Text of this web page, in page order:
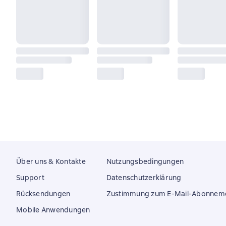
Über uns & Kontakte
Support
Rücksendungen
Mobile Anwendungen
Nutzungsbedingungen
Datenschutzerklärung
Zustimmung zum E-Mail-